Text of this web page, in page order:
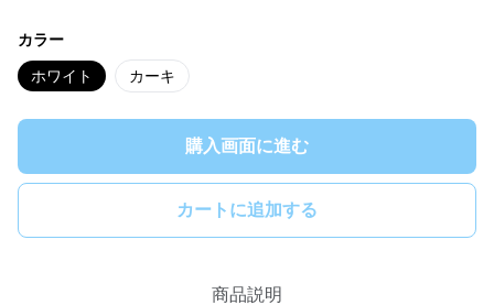
カラー
ホワイト カーキ
購入画面に進む
カートに追加する
商品説明